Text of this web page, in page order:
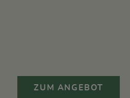
ZUM ANGEBOT